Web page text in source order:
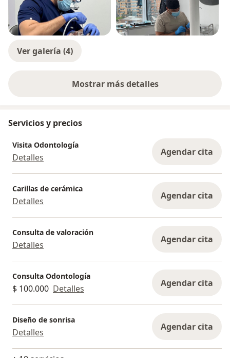
Ver galería (4)
Mostrar más detalles
sobre la experiencia
Servicios y precios
Visita Odontología
Detalles Agendar cita
Carillas de cerámica
Detalles Agendar cita
Consulta de valoración
Detalles Agendar cita
Consulta Odontología
$ 100.000 Detalles Agendar cita
Diseño de sonrisa
Detalles Agendar cita